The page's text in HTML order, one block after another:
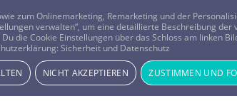
Beratung Horoskope
zum Onlinemarketing, Remarketing und der
verwalten“, um eine detaillierte Beschreibung
die Cookie Einstellungen über das Schloss am linken
Sicherheit und Datenschutz
NICHT AKZEPTIEREN ZUSTIMMEN UND